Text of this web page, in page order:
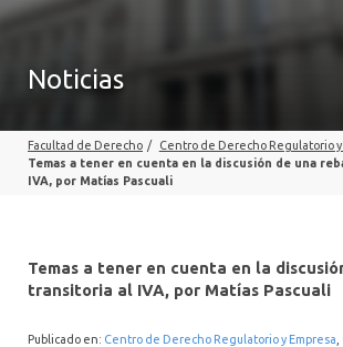
SOBRE LA FACULTAD
PROFESORES
INTERNACIONAL
Noticias
Facultad de Derecho / Centro de Derecho Regulatorio y
Temas a tener en cuenta en la discusión de una
IVA, por Matías Pascuali
Temas a tener en cuenta en la
transitoria al IVA, por Matías Pascuali
Publicado en: Centro de Derecho Regulatorio y Empresa